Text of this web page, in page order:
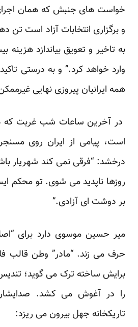
خواست های جنبش که همان
و برگزاری انتخابات آزاد است تن
به تاخیر و تعویق بیاندازد هزینه
وارد خواهد کرد.” و به درستی
همه ایرانیان پیروزی نهایی
در آخرین ساعات شب غربت که
است، پیامی از ایران روی
درخشد: “فرقی نمی کند شهریار
روزها ناپدید می شوی. تو محکم
بر دوشت ای آزادی.”
میر حسین موسوی دارد برای
حرف می زند. “مادر” وطن قالب
برایش ساخته ترک می گوید؛
را در آغوش می کشد.
تاریکخانه جهل بیرون می ریزد: